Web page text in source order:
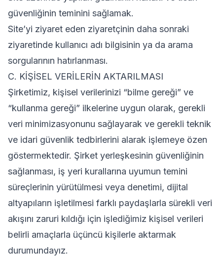
güvenliğinin teminini sağlamak.
Site’yi ziyaret eden ziyaretçinin daha sonraki
ziyaretinde kullanıcı adı bilgisinin ya da arama
sorgularının hatırlanması.
C. KİŞİSEL VERİLERİN AKTARILMASI
Şirketimiz, kişisel verilerinizi “bilme gereği” ve
“kullanma gereği” ilkelerine uygun olarak, gerekli
veri minimizasyonunu sağlayarak ve gerekli teknik
ve idari güvenlik tedbirlerini alarak işlemeye özen
göstermektedir. Şirket yerleşkesinin güvenliğinin
sağlanması, iş yeri kurallarına uyumun temini
süreçlerinin yürütülmesi veya denetimi, dijital
altyapıların işletilmesi farklı paydaşlarla sürekli veri
akışını zaruri kıldığı için işlediğimiz kişisel verileri
belirli amaçlarla üçüncü kişilerle aktarmak
durumundayız.